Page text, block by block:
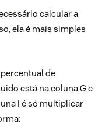
calcular a
ela é mais simples
de
está na coluna G e
I é só multiplicar